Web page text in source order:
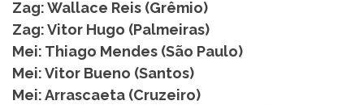
Zag: Wallace Reis (Grêmio)
Zag: Vitor Hugo (Palmeiras)
Mei: Thiago Mendes (São Paulo)
Mei: Vitor Bueno (Santos)
Mei: Arrascaeta (Cruzeiro)